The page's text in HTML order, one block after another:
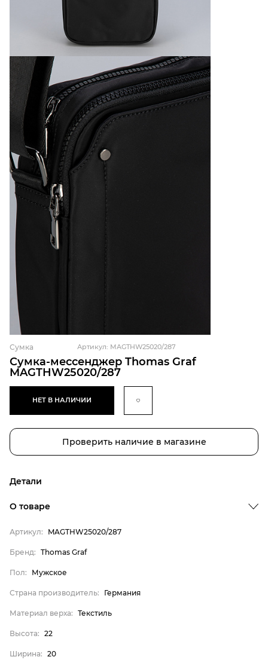
Сумка-мессенджер Thomas Graf
MAGTHW25020/287
Сумка Артикул: MAGTHW25020/287
НЕТ В НАЛИЧИИ
Проверить наличие в магазине
Детали
Бренд
Пол
Страна производитель
О товаре
Артикул: MAGTHW25020/287
Бренд: Thomas Graf
Пол: Мужское
Страна производитель: Германия
Материал верха: Текстиль
Высота: 22
Ширина: 20